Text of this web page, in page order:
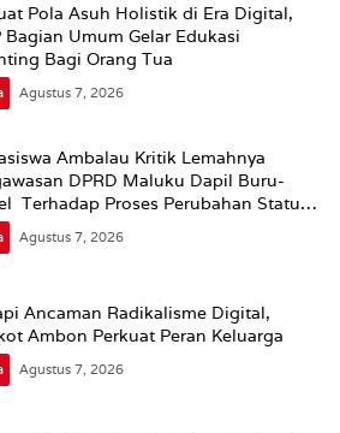
Pola Asuh Holistik di Era Digital,
Bagian Umum Gelar Edukasi
Bagi Orang Tua
Agustus 7, 2026
Ambalau Kritik Lemahnya
DPRD Maluku Dapil Buru-
Terhadap Proses Perubahan Status
Agustus 7, 2026
Ancaman Radikalisme Digital,
Ambon Perkuat Peran Keluarga
Agustus 7, 2026